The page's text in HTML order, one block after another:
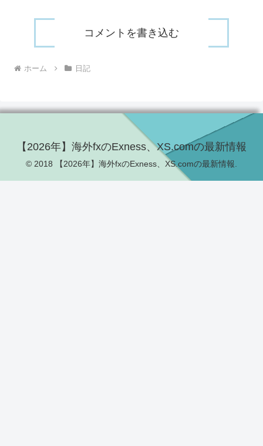
コメントを書き込む
ホーム 日記
【2026年】海外fxのExness、XS.comの最新情報
© 2018 【2026年】海外fxのExness、XS.comの最新情報.